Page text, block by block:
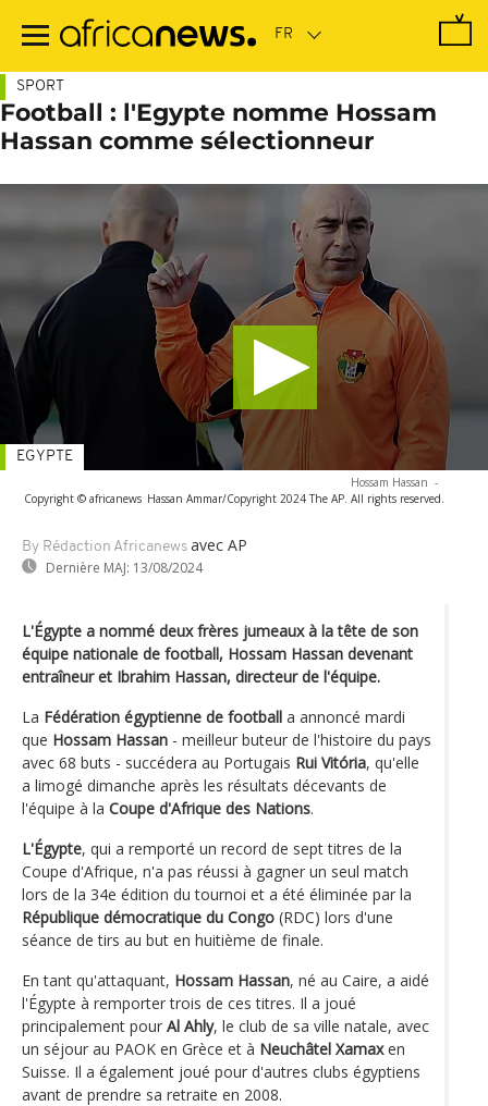
contenu
SPORT
Football : l'Egypte nomme Hossam
Hassan comme sélectionneur
Hossam Hassan -
Copyright © africanews Hassan Ammar/Copyright 2024 The AP. All rights reserved.
By Rédaction Africanews avec AP
Dernière MAJ: 13/08/2024
EGYPTE
L'Égypte a nommé deux frères jumeaux à la tête de son
équipe nationale de football, Hossam Hassan devenant
entraîneur et Ibrahim Hassan, directeur de l'équipe.
La Fédération égyptienne de football a annoncé mardi
que Hossam Hassan - meilleur buteur de l'histoire du pays
avec 68 buts - succédera au Portugais Rui Vitória, qu'elle
a limogé dimanche après les résultats décevants de
l'équipe à la Coupe d'Afrique des Nations.
L'Égypte, qui a remporté un record de sept titres de la
Coupe d'Afrique, n'a pas réussi à gagner un seul match
lors de la 34e édition du tournoi et a été éliminée par la
République démocratique du Congo (RDC) lors d'une
séance de tirs au but en huitième de finale.
En tant qu'attaquant, Hossam Hassan, né au Caire, a aidé
l'Égypte à remporter trois de ces titres. Il a joué
principalement pour Al Ahly, le club de sa ville natale, avec
un séjour au PAOK en Grèce et à Neuchâtel Xamaxen
Suisse. Il a également joué pour d'autres clubs égyptiens
avant de prendre sa retraite en 2008.